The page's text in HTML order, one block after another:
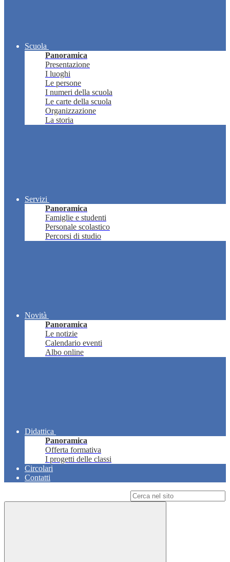
Scuola
Panoramica
Presentazione
I luoghi
Le persone
I numeri della scuola
Le carte della scuola
Organizzazione
La storia
Servizi
Panoramica
Famiglie e studenti
Personale scolastico
Percorsi di studio
Novità
Panoramica
Le notizie
Calendario eventi
Albo online
Didattica
Panoramica
Offerta formativa
I progetti delle classi
Circolari
Contatti